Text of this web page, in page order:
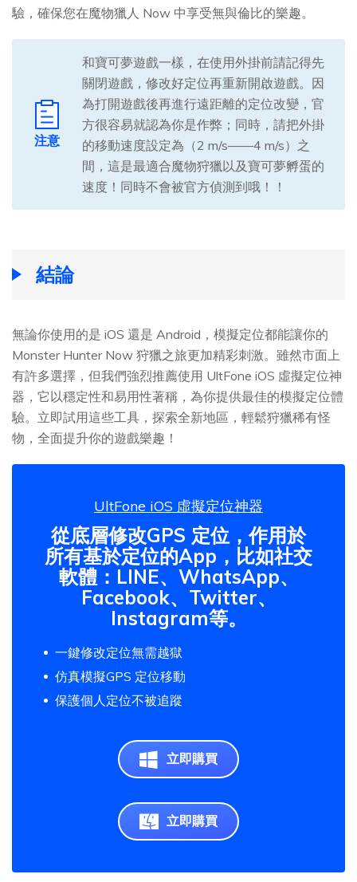
驗，確保您在魔物獵人 Now 中享受無與倫比的樂趣。
注意
和寶可夢遊戲一樣，在使用外掛前請記得先
關閉遊戲，修改好定位再重新開啟遊戲。因
為打開遊戲後再進行遠距離的定位改變，官
方很容易就認為你是作弊；同時，請把外掛
的移動速度設定為（2 m/s——4 m/s）之
間，這是最適合魔物狩獵以及寶可夢孵蛋的
速度！同時不會被官方偵測到哦！！
結論
無論你使用的是 iOS 還是 Android，模擬定位都能讓你的
Monster Hunter Now 狩獵之旅更加精彩刺激。雖然市面上
有許多選擇，但我們強烈推薦使用 UltFone iOS 虛擬定位神
器，它以穩定性和易用性著稱，為你提供最佳的模擬定位體
驗。立即試用這些工具，探索全新地區，輕鬆狩獵稀有怪
物，全面提升你的遊戲樂趣！
UltFone iOS 虛擬定位神器
從底層修改GPS 定位，作用於
所有基於定位的App，比如社交
軟體：LINE、WhatsApp、
Facebook、Twitter、
Instagram等。
一鍵修改定位無需越獄
仿真模擬GPS 定位移動
保護個人定位不被追蹤
立即購買
立即購買